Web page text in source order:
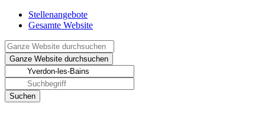
Stellenangebote
Gesamte Website